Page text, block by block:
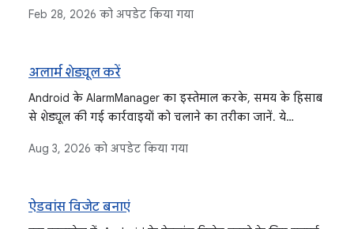
के फ़ायदे, और Google Play की नीतियों और निजता का पालन
आकलन करने के लिए एक चेकलिस्ट शामिल है.
Feb 28, 2026 को अपडेट किया गया
अलार्म शेड्यूल करें
Android के AlarmManager का इस्तेमाल करके, समय के हिसाब
से शेड्यूल की गई कार्रवाइयों को चलाने का तरीका जानें. ये
हो. साथ ही, एग्ज़ैक्ट और इनएग्ज़ैक्ट अलार्म के बीच अंतर और
Aug 3, 2026 को अपडेट किया गया
ऐडवांस विजेट बनाएं